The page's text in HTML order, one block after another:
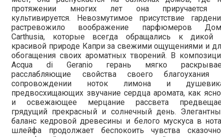
протяжении многих лет она приручается
культивируется. Невозмутимое присутствие
растревожило воображение парфюмеров
Carthusia, которые всегда обращались к дикой
красивой природе Капри за свежими ощущениями и
обогащения своих ароматных творений. В
Acqua di Geranio герань мягко
расслабляющие свойства своего благоухания
сопровождении ноток лимона и
предвосхищающих звучание сердца аромата, как
и освежающее мерцание рассвета
грядущий прекрасный и солнечный день.
баланс кедровой древесины и белого мускуса в
шлейфа продолжает беспокоить чувства